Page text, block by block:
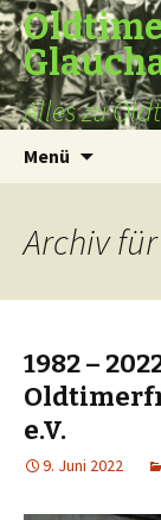
Alles zu
Menü
Archiv
1982 –
e.V.
9. Juni 2022